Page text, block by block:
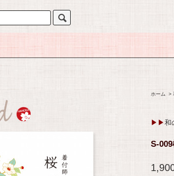
ホーム >
▶▶和
S-